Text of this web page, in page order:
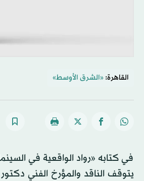
القاهرة: «الشرق الأوسط»
في كتابه «رواد الواقعية في
يتوقف الناقد والمؤرخ الفني